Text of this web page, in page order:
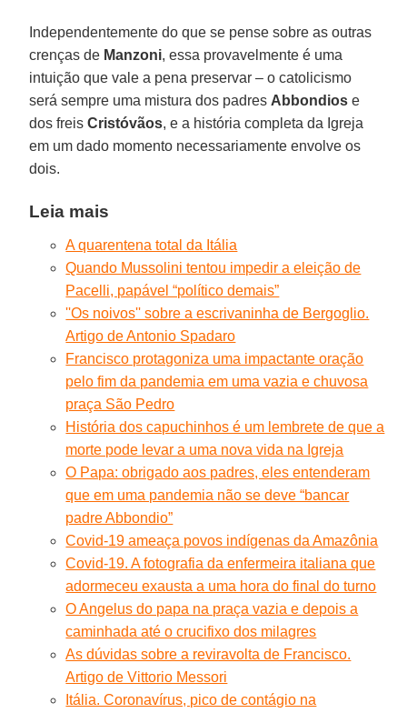
Independentemente do que se pense sobre as outras
crenças de Manzoni, essa provavelmente é uma
intuição que vale a pena preservar – o catolicismo
será sempre uma mistura dos padres Abbondios e
dos freisCristóvãos, e a história completa da Igreja
em um dado momento necessariamente envolve os
dois.
Leia mais
A quarentena total da Itália
Quando Mussolini tentou impedir a eleição de
Pacelli, papável “político demais”
''Os noivos'' sobre a escrivaninha de Bergoglio.
Artigo de Antonio Spadaro
Francisco protagoniza uma impactante oração
pelo fim da pandemia em uma vazia e chuvosa
praça São Pedro
História dos capuchinhos é um lembrete de que a
morte pode levar a uma nova vida na Igreja
O Papa: obrigado aos padres, eles entenderam
que em uma pandemia não se deve “bancar
padre Abbondio”
Covid-19 ameaça povos indígenas da Amazônia
Covid-19. A fotografia da enfermeira italiana que
adormeceu exausta a uma hora do final do turno
O Angelus do papa na praça vazia e depois a
caminhada até o crucifixo dos milagres
As dúvidas sobre a reviravolta de Francisco.
Artigo de Vittorio Messori
Itália. Coronavírus, pico de contágio na